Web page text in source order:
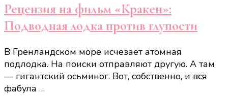
Рецензия на фильм «Кракен»:
Подводная лодка против глупости
В Гренландском море исчезает атомная
подлодка. На поиски отправляют другую. А там
— гигантский осьминог. Вот, собственно, и вся
фабула …